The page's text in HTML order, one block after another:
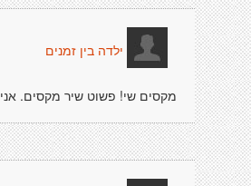
ילדה בין זמנים
מקסים שי! פשוט שיר מקסים. אני